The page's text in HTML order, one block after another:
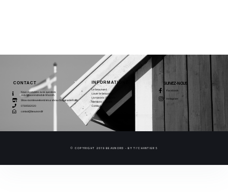
CONTACT
Nous répondons à vos questions
du lundi au vendredi de 9h à 18h.
Show room le weekend et sur rdv au Domaine de Roiffé
07 69 58 20 20
contact@beaunord.fr
INFORMATIONS
Le beaunørd
Louer le beaunørd
Livraisons / Retours
Mentions Légales
Contact
SUIVEZ-NOUS
Facebook
Instagram
© COPYRIGHT 2019 BEAUNORD - BY TI'CHANTIERS